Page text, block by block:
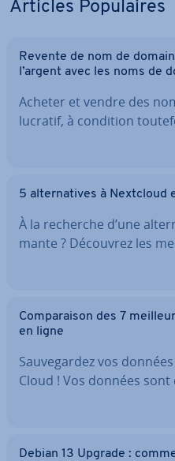
Articles Po­pu­laires
Revente de nom de
l’argent avec les noms de
Acheter et vendre des
lucratif, à condition
5 al­ter­na­tives à Nextcloud
À la recherche d’une
mante ? Découvrez les
Com­pa­rai­son des 7
en ligne
Sau­ve­gar­dez vos
Cloud ! Vos données
Debian 13 Upgrade :